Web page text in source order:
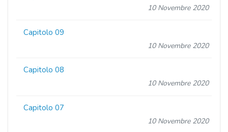
10 Novembre 2020
Capitolo 09
10 Novembre 2020
Capitolo 08
10 Novembre 2020
Capitolo 07
10 Novembre 2020